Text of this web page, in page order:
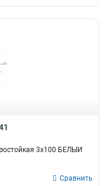
3x100 БЕЛЫЙ
Сравнить